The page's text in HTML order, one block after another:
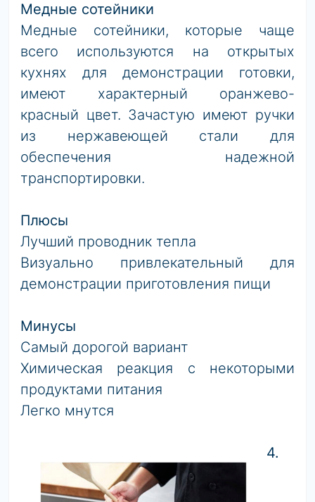
Медные сотейники
Медные сотейники, которые чаще
всего используются на открытых
кухнях для демонстрации готовки,
имеют характерный оранжево-
красный цвет. Зачастую имеют ручки
из нержавеющей стали для
обеспечения надежной
транспортировки.
Плюсы
Лучший проводник тепла
Визуально привлекательный для
демонстрации приготовления пищи
Минусы
Самый дорогой вариант
Химическая реакция с некоторыми
продуктами питания
Легко мнутся
4.